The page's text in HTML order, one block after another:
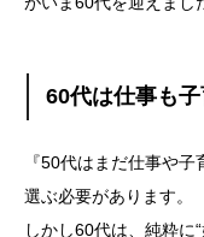
60代は仕事も
『50代はまだ仕事や
選ぶ必要があります。
しかし60代は、純粋に